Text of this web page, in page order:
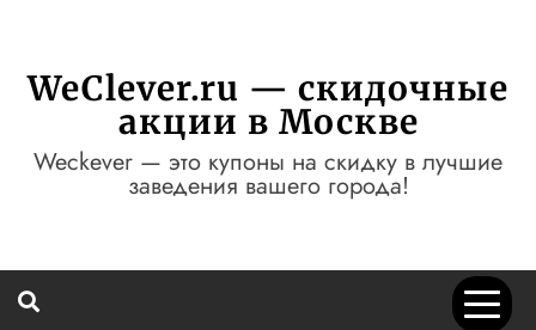
содержимому
WeClever.ru — скидочные
акции в Москве
Weckever — это купоны на скидку в лучшие
заведения вашего города!